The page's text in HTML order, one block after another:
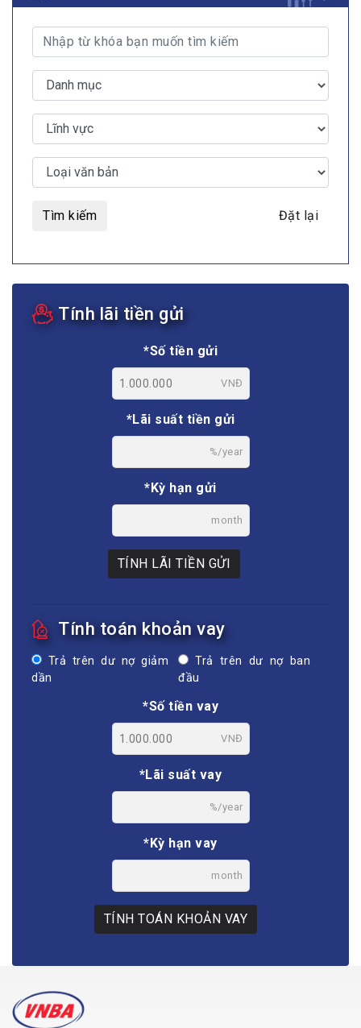
Tìm kiếm Đặt lại
Tính lãi tiền gửi
*Số tiền gửi
VNĐ
*Lãi suất tiền gửi
%/year
*Kỳ hạn gửi
month
TÍNH LÃI TIỀN GỬI
Tính toán khoản vay
Trả trên dư nợ giảm
dần
Trả trên dư nợ ban
đầu
*Số tiền vay
VNĐ
*Lãi suất vay
%/year
*Kỳ hạn vay
month
TÍNH TOÁN KHOẢN VAY